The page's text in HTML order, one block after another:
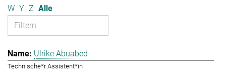
W Y Z Alle
Ulrike Abuabed
Technische*r Assistent*in